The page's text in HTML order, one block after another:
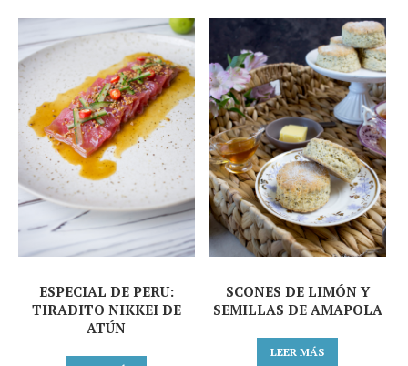
ESPECIAL DE PERU:
TIRADITO NIKKEI DE
ATÚN
SCONES DE LIMÓN Y
SEMILLAS DE AMAPOLA
LEER MÁS